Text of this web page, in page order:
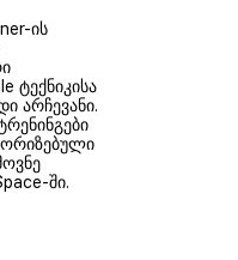
ის
ტექნიკისა
არჩევანი.
ში.